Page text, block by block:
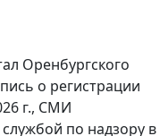
Оренбургского
о регистрации
г., СМИ
по надзору в